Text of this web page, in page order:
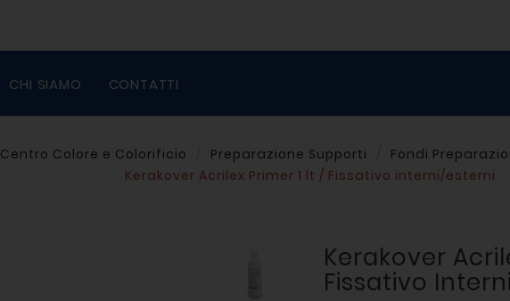
CHI SIAMO CONTATTI
Centro Colore e Colorificio Preparazione Supporti
Fondi
Kerakover Acrilex Primer 1 lt / Fissativo interni/esterni
Kerakover
Fissativo